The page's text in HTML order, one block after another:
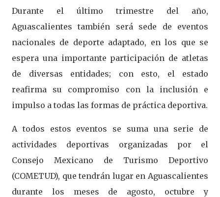
Durante el último trimestre del año,
Aguascalientes también será sede de eventos
nacionales de deporte adaptado, en los que se
espera una importante participación de atletas
de diversas entidades; con esto, el estado
reafirma su compromiso con la inclusión e
impulso a todas las formas de práctica deportiva.
A todos estos eventos se suma una serie de
actividades deportivas organizadas por el
Consejo Mexicano de Turismo Deportivo
(COMETUD), que tendrán lugar en Aguascalientes
durante los meses de agosto, octubre y